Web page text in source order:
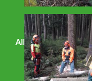
Allgemeine